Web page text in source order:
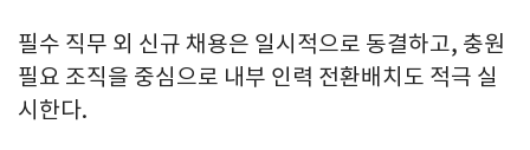
필수 직무 외 신규 채용은 일시적으로 동결하고, 충원
필요 조직을 중심으로 내부 인력 전환배치도 적극 실
시한다.